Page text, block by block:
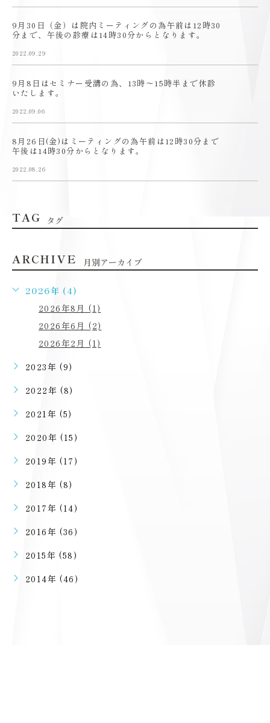
9月30日（金）は院内ミーティングの為午前は12時30
分まで、午後の診療は14時30分からとなります。
2022.09.29
9月8日はセミナー受講の為、13時〜15時半まで休診
いたします。
2022.09.06
8月26日(金)はミーティングの為午前は12時30分まで
午後は14時30分からとなります。
2022.08.26
TAG タグ
ARCHIVE 月別アーカイブ
2026年 (4)
2026年8月 (1)
2026年6月 (2)
2026年2月 (1)
2023年 (9)
2022年 (8)
2021年 (5)
2020年 (15)
2019年 (17)
2018年 (8)
2017年 (14)
2016年 (36)
2015年 (58)
2014年 (46)